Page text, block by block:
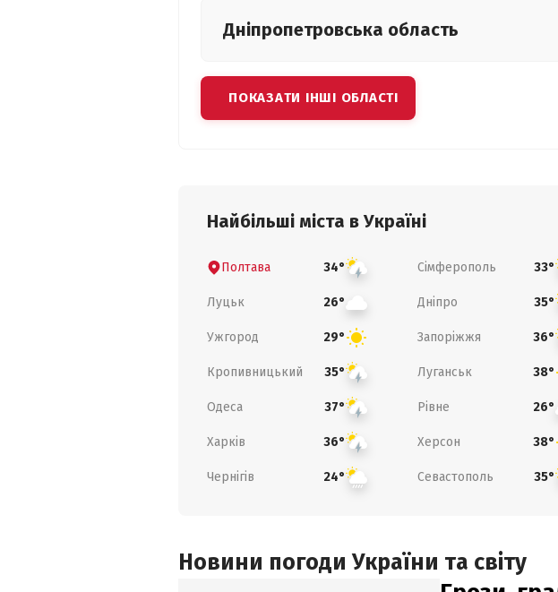
Дніпропетровська область
ПОКАЗАТИ ІНШІ ОБЛАСТІ
Найбільші міста в Україні
Полтава 34° Сімферополь 33°
Луцьк 26° Дніпро 35°
Ужгород 29° Запоріжжя 36°
Кропивницький 35° Луганськ 38°
Одеса 37° Рівне 26°
Харків 36° Херсон 38°
Чернігів 24° Севастополь 35°
Новини погоди України та світу